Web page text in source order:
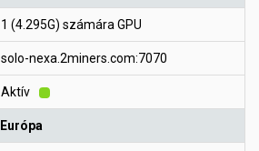
1 (4.295G) számára GPU
solo-nexa.2miners.com:7070
Aktív
Európa